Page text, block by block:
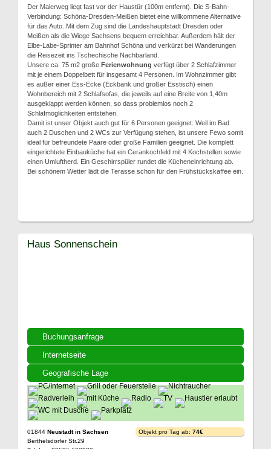
Der Malerweg liegt fast vor der Haustür (100m entfernt). Die S-Bahn-
Verbindung: Schöna-Dresden-Meißen bietet eine willkommene Alternative
für das Auto. Mit dem Zug sind die Landeshauptstadt Dresden oder
Meißen als die Wiege Sachsens bequem erreichbar. Außerdem hält der
Elbe-Labe-Sprinter am Bahnhof Schöna und verkürzt bei Wanderungen
die Reisezeit ins Tschechische Nachbarland.
Unsere ca. 75 m2 große Ferienwohnung verfügt über 2 Schlafzimmer
mit je einem Doppelbett für insgesamt 4 Personen. Im Wohnzimmer gibt
es außer einer Ess-Ecke (Eckbank und großer Esstisch) einen
Wohnbereich mit 2 Schlafsofas, die jeweils auf eine Breite von 1,40m
ausgeklappt werden können, so dass problemlos noch 2
Schlafmöglichkeiten entstehen.
Damit ist unser Objekt auch gut für 6 Personen geeignet. Weil im Bad
auch 2 Duschen und 2 WCs zur Verfügung stehen, ist unsere Fewo somit
ideal für befreundete Paare oder große Familien geeignet. Die komplett
eingerichtete Einbauküche hat ein Cerankochfeld mit 4 Kochstellen sowie
einen Umluftherd. Ein Geschirrspüler rundet die Kücheneinrichtung ab.
Bei schönem Wetter lädt die Terasse schon für den Frühstückskaffee ein.
Buchungsanfrage
Internetseite
Geografische Lage
Haus Sonnenschein
01844 Neustadt in Sachsen
Berthelsdorfer Str.29
Objekt pro Tag ab: 74€